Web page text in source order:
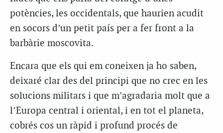
potències, les occidentals, que haurien acudit
en socors d’un petit país per a fer front a la
barbàrie moscovita.
Encara que els qui em coneixen ja ho saben,
deixaré clar des del principi que no crec en les
solucions militars i que m’agradaria molt que a
l’Europa central i oriental, i en tot el planeta,
cobrés cos un ràpid i profund procés de